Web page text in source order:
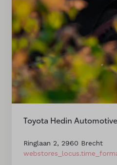
Toyota Hedin
Ringlaan 2, 2960 Brecht